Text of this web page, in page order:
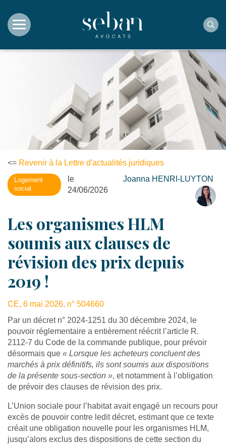
<= Revenir à la Lettre d'actualités juridiques
Logement
social
le
24/06/2026
Joanna HENRI-LUYTON
Les organismes HLM
soumis aux clauses de
révision des prix depuis
2019 !
CE, 6 mai 2026, n° 504660
Par un décret n° 2024-1251 du 30 décembre 2024, le
pouvoir réglementaire a entièrement réécrit l’article R.
2112-7 du Code de la commande publique, pour prévoir
désormais que « Lorsque les acheteurs concluent des
marchés à prix définitifs, ils sont soumis aux dispositions
de la présente sous-section », et notamment à l’obligation
de prévoir des clauses de révision des prix.
L’Union sociale pour l’habitat avait engagé un recours pour
excès de pouvoir contre ledit décret, estimant que ce texte
créait une obligation nouvelle pour les organismes HLM,
jusqu’alors exclus des dispositions de cette section du